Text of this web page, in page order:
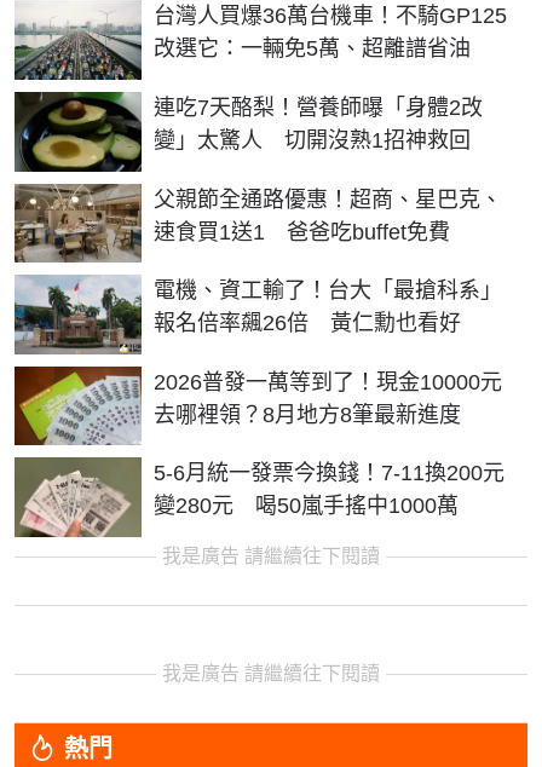
台灣人買爆36萬台機車！不騎GP125
改選它：一輛免5萬、超離譜省油
連吃7天酪梨！營養師曝「身體2改
變」太驚人 切開沒熟1招神救回
父親節全通路優惠！超商、星巴克、
速食買1送1 爸爸吃buffet免費
電機、資工輸了！台大「最搶科系」
報名倍率飆26倍 黃仁勳也看好
2026普發一萬等到了！現金10000元
去哪裡領？8月地方8筆最新進度
5-6月統一發票今換錢！7-11換200元
變280元 喝50嵐手搖中1000萬
我是廣告 請繼續往下閱讀
我是廣告 請繼續往下閱讀
熱門